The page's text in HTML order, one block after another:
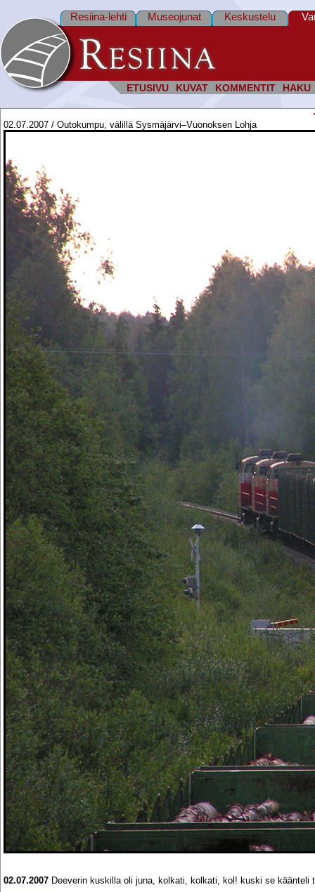
ETUSIVU KUVAT KOMMENTIT HAKU
Resiina-lehti Museojunat Keskustelu
02.07.2007 / Outokumpu, välillä Sysmäjärvi–Vuonoksen Lohja
02.07.2007 Deeverin kuskilla oli juna, kolkati, kolkati, kol! kuski se